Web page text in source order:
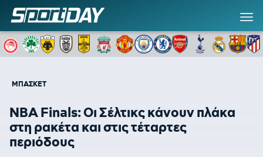
ΜΠΑΣΚΕΤ
NBA Finals: Οι Σέλτικς κάνουν πλάκα
στη ρακέτα και στις τέταρτες
περιόδους